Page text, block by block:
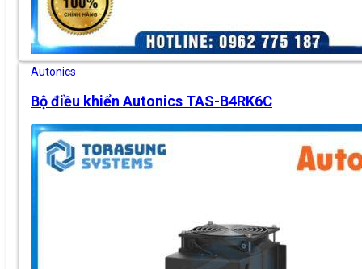
Autonics
Bộ điều khiển Autonics TAS-B4RK6C